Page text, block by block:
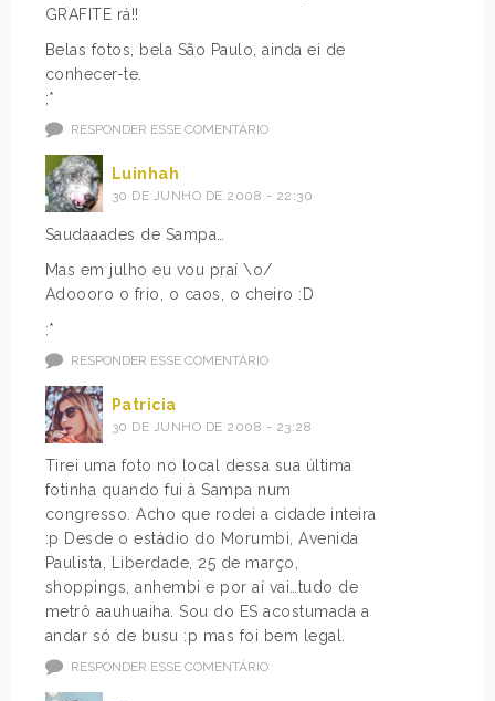
GRAFITE rá!!
Belas fotos, bela São Paulo, ainda ei de
conhecer-te.
;*
RESPONDER ESSE COMENTÁRIO
Luinhah
30 DE JUNHO DE 2008 - 22:30
Saudaaades de Sampa…
Mas em julho eu vou praí \o/
Adoooro o frio, o caos, o cheiro :D
:*
RESPONDER ESSE COMENTÁRIO
Patricia
30 DE JUNHO DE 2008 - 23:28
Tirei uma foto no local dessa sua última
fotinha quando fui à Sampa num
congresso. Acho que rodei a cidade inteira
:p Desde o estádio do Morumbi, Avenida
Paulista, Liberdade, 25 de março,
shoppings, anhembi e por aí vai…tudo de
metrô aauhuaiha. Sou do ES acostumada a
andar só de busu :p mas foi bem legal.
RESPONDER ESSE COMENTÁRIO